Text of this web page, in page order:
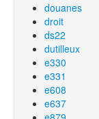
douanes
droit
ds22
dutilleux
e330
e331
e608
e637